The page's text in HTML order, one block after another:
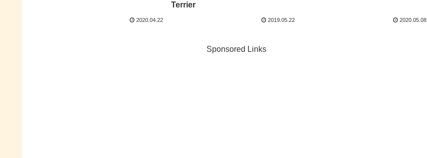
2020.04.22
Terrier
2019.05.22 2020.05.08
Sponsored Links